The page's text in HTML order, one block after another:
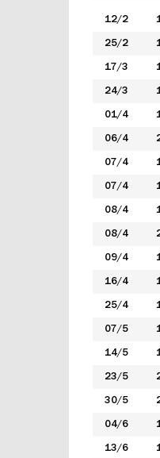
12/2
25/2
17/3
24/3
01/4
06/4
07/4
07/4
08/4
08/4
09/4
16/4
25/4
07/5
14/5
23/5
30/5
04/6
13/6